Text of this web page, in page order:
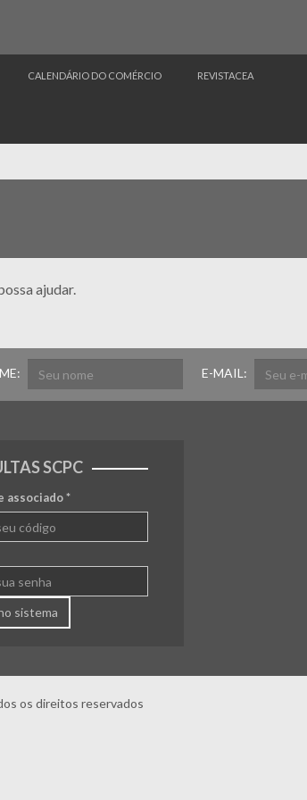
CALENDÁRIO DO COMÉRCIO REVISTACEA
ajudar.
E-MAIL:
SCPC
associado*
sistema
os direitos reservados